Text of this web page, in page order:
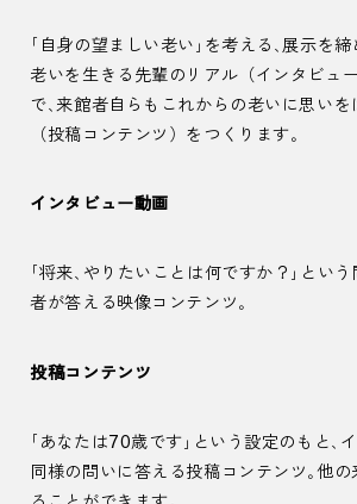
「自身の望ましい老い」を考える、展示を
老いを生きる先輩のリアル（インタビュ
で、来館者自らもこれからの老いに思い
（投稿コンテンツ）をつくります。
インタビュー動画
「将来、やりたいことは何ですか？」とい
者が答える映像コンテンツ。
投稿コンテンツ
「あなたは70歳です」という設定のもと、
同様の問いに答える投稿コンテンツ。他